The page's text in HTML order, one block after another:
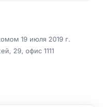
19 июля 2019 г.
29, офис 1111